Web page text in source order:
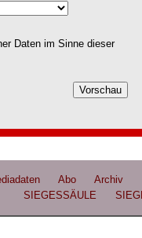
Daten im Sinne dieser
Abo
Archiv
SIEGESSÄULE